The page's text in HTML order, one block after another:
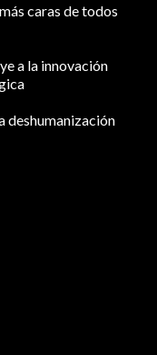
caras de todos
a la innovación
deshumanización